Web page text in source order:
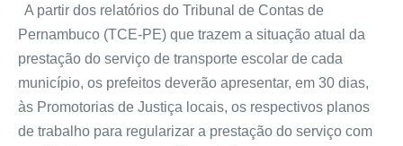
A partir dos relatórios do Tribunal de Contas de
Pernambuco (TCE-PE) que trazem a situação atual da
prestação do serviço de transporte escolar de cada
município, os prefeitos deverão apresentar, em 30 dias,
às Promotorias de Justiça locais, os respectivos planos
de trabalho para regularizar a prestação do serviço com